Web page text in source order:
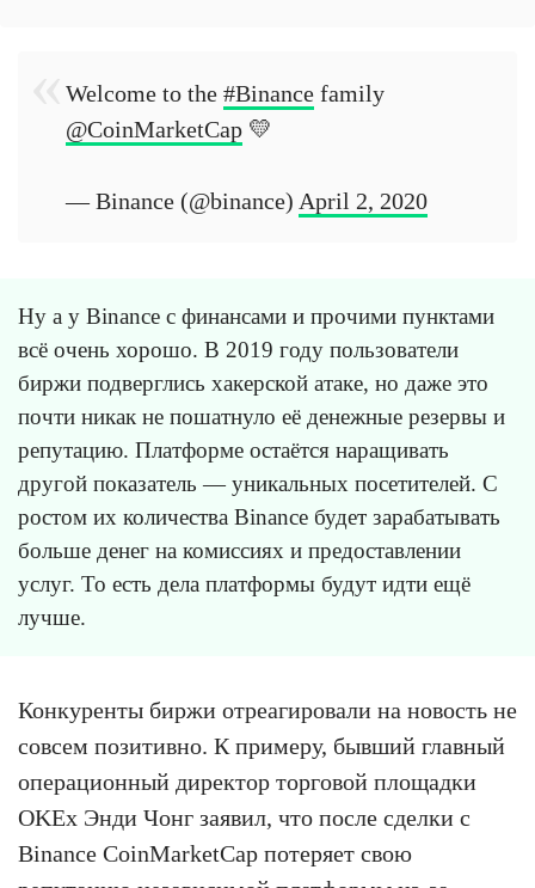
Welcome to the #Binance family
@CoinMarketCap 💛
— Binance (@binance) April 2, 2020
Ну а у Binance с финансами и прочими пунктами
всё очень хорошо. В 2019 году пользователи
биржи подверглись хакерской атаке, но даже это
почти никак не пошатнуло её денежные резервы и
репутацию. Платформе остаётся наращивать
другой показатель — уникальных посетителей. С
ростом их количества Binance будет зарабатывать
больше денег на комиссиях и предоставлении
услуг. То есть дела платформы будут идти ещё
лучше.
Конкуренты биржи отреагировали на новость не
совсем позитивно. К примеру, бывший главный
операционный директор торговой площадки
OKEx Энди Чонг заявил, что после сделки с
Binance CoinMarketCap потеряет свою